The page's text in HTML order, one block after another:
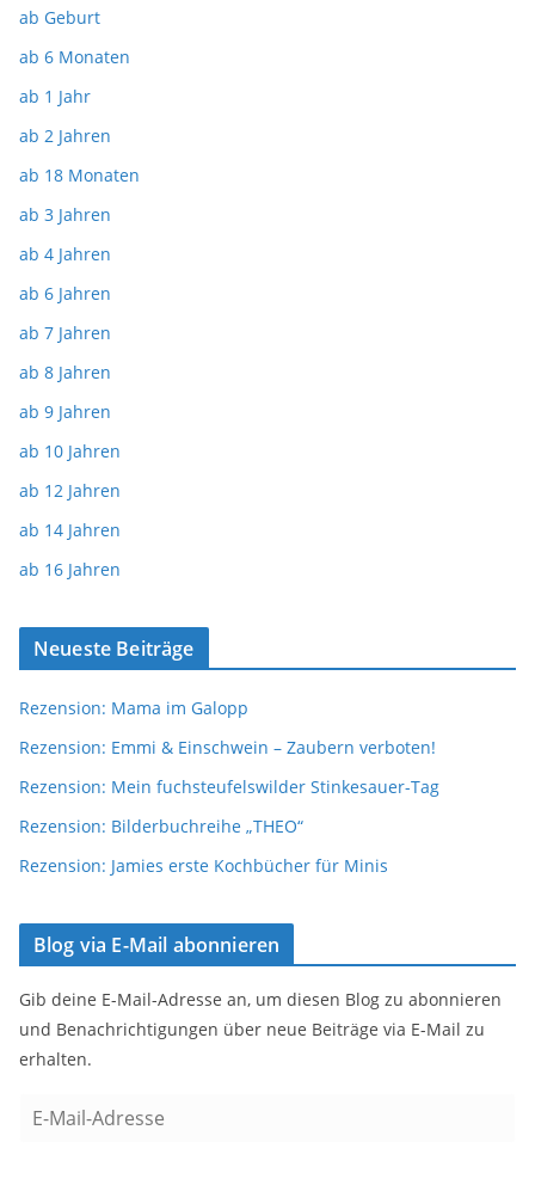
ab Geburt
ab 6 Monaten
ab 1 Jahr
ab 2 Jahren
ab 18 Monaten
ab 3 Jahren
ab 4 Jahren
ab 6 Jahren
ab 7 Jahren
ab 8 Jahren
ab 9 Jahren
ab 10 Jahren
ab 12 Jahren
ab 14 Jahren
ab 16 Jahren
Neueste Beiträge
Rezension: Mama im Galopp
Rezension: Emmi & Einschwein – Zaubern verboten!
Rezension: Mein fuchsteufelswilder Stinkesauer-Tag
Rezension: Bilderbuchreihe „THEO“
Rezension: Jamies erste Kochbücher für Minis
Blog via E-Mail abonnieren
Gib deine E-Mail-Adresse an, um diesen Blog zu abonnieren
und Benachrichtigungen über neue Beiträge via E-Mail zu
erhalten.